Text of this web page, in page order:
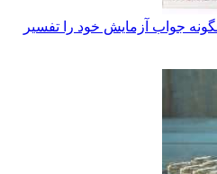
جواب آزمایش خود را تفسیر